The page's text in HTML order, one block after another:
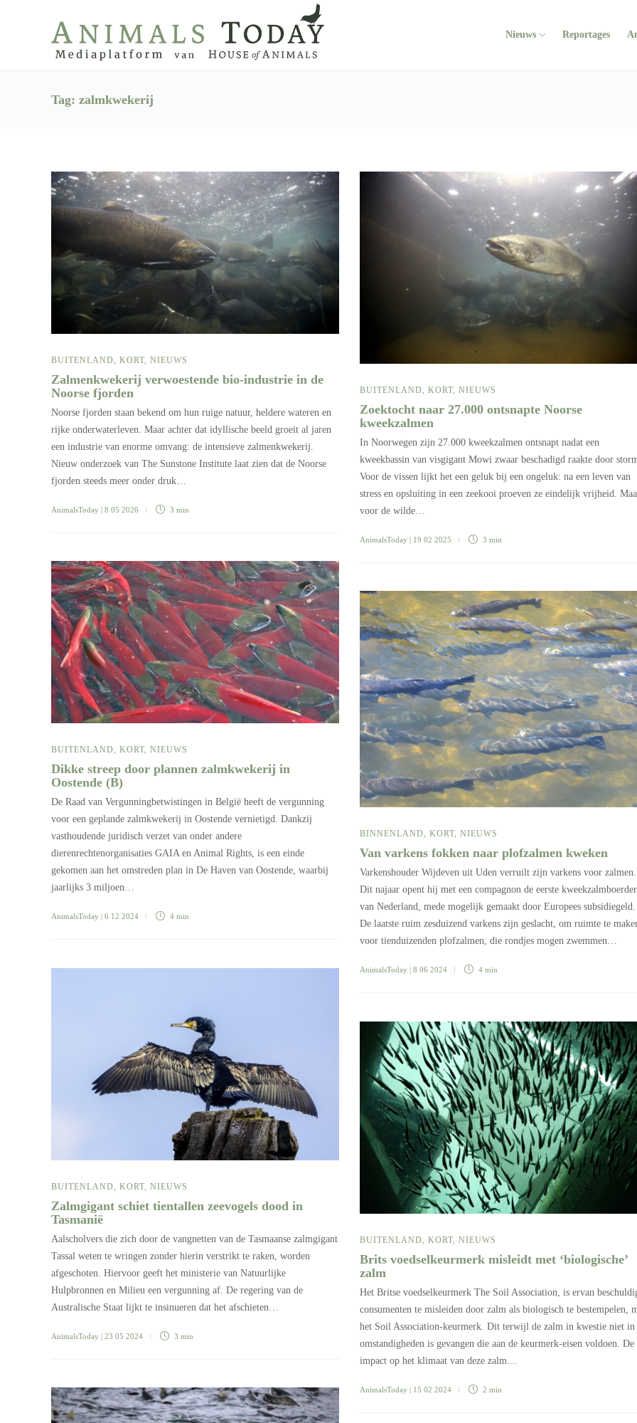
Nieuws Reportages
Tag: zalmkwekerij
BUITENLAND KORT NIEUWS
Zalmenkwekerij verwoestende bio-industrie in de
Noorse fjorden
Noorse fjorden staan bekend om hun ruige natuur, heldere wateren en
rijke onderwaterleven. Maar achter dat idyllische beeld groeit al jaren
een industrie van enorme omvang: de intensieve zalmenkwekerij.
Nieuw onderzoek van The Sunstone Institute laat zien dat de Noorse
fjorden steeds meer onder druk…
AnimalsToday | 8 05 2026 3 min
BUITENLAND KORT NIEUWS
Zoektocht naar 27.000 ontsnapte Noorse
kweekzalmen
In Noorwegen zijn 27.000 kweekzalmen ontsnapt nadat een
kweekbassin van visgigant Mowi zwaar beschadigd raakte door
Voor de vissen lijkt het een geluk bij een ongeluk: na een leven van
stress en opsluiting in een zeekooi proeven ze eindelijk vrijheid.
voor de wilde…
AnimalsToday | 19 02 2025 3 min
BUITENLAND KORT NIEUWS
Dikke streep door plannen zalmkwekerij in
Oostende (B)
De Raad van Vergunningbetwistingen in België heeft de vergunning
voor een geplande zalmkwekerij in Oostende vernietigd. Dankzij
vasthoudende juridisch verzet van onder andere
dierenrechtenorganisaties GAIA en Animal Rights, is een einde
gekomen aan het omstreden plan in De Haven van Oostende, waarbij
jaarlijks 3 miljoen…
AnimalsToday | 6 12 2024 4 min
BINNENLAND KORT NIEUWS
Van varkens fokken naar plofzalmen kweken
Varkenshouder Wijdeven uit Uden verruilt zijn varkens voor zalmen.
Dit najaar opent hij met een compagnon de eerste
van Nederland, mede mogelijk gemaakt door Europees subsidiegeld.
De laatste ruim zesduizend varkens zijn geslacht, om ruimte te
voor tienduizenden plofzalmen, die rondjes mogen zwemmen…
AnimalsToday | 8 06 2024 4 min
BUITENLAND KORT NIEUWS
Zalmgigant schiet tientallen zeevogels dood in
Tasmanië
Aalscholvers die zich door de vangnetten van de Tasmaanse zalmgigant
Tassal weten te wringen zonder hierin verstrikt te raken, worden
afgeschoten. Hiervoor geeft het ministerie van Natuurlijke
Hulpbronnen en Milieu een vergunning af. De regering van de
Australische Staat lijkt te insinueren dat het afschieten…
AnimalsToday | 23 05 2024 3 min
BUITENLAND KORT NIEUWS
Brits voedselkeurmerk misleidt met ‘biologische’
zalm
Het Britse voedselkeurmerk The Soil Association, is ervan
consumenten te misleiden door zalm als biologisch te bestempelen,
het Soil Association-keurmerk. Dit terwijl de zalm in kwestie niet in
omstandigheden is gevangen die aan de keurmerk-eisen voldoen. De
impact op het klimaat van deze zalm…
AnimalsToday | 15 02 2024 2 min